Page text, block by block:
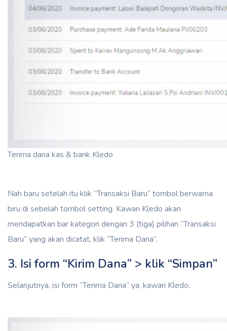
Terima dana kas & bank Kledo
Nah baru setelah itu klik “Transaksi Baru” tombol berwarna
biru di sebelah tombol setting. Kawan Kledo akan
mendapatkan bar kategori dengan 3 (tiga) pilihan “Transaksi
Baru” yang akan dicatat, klik “Terima Dana”.
3. Isi form “Kirim Dana” > klik “Simpan”
Selanjutnya, isi form “Terima Dana” ya, kawan Kledo.